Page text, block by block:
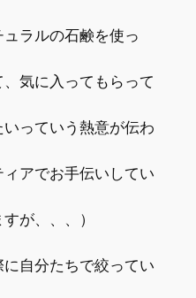
ラルの石鹸を使っ
気に入ってもらって
っていう熱意が伝わ
アでお手伝いしてい
が、、、）
自分たちで絞ってい